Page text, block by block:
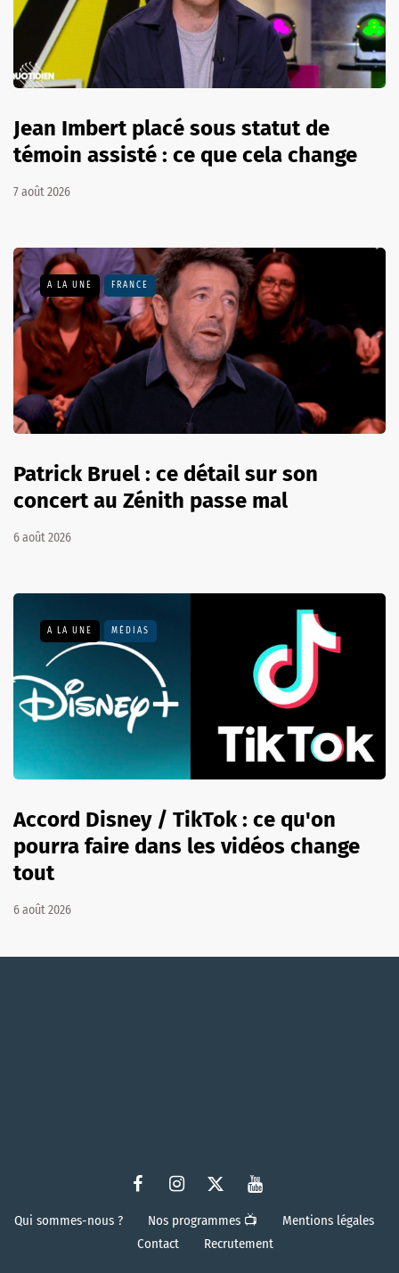
Jean Imbert placé sous statut de
témoin assisté : ce que cela change
7 août 2026
A LA UNE FRANCE
Patrick Bruel : ce détail sur son
concert au Zénith passe mal
6 août 2026
A LA UNE MÉDIAS
Accord Disney / TikTok : ce qu'on
pourra faire dans les vidéos change
tout
6 août 2026
Qui sommes-nous ? Nos programmes 📺
Mentions légales
Contact
Recrutement